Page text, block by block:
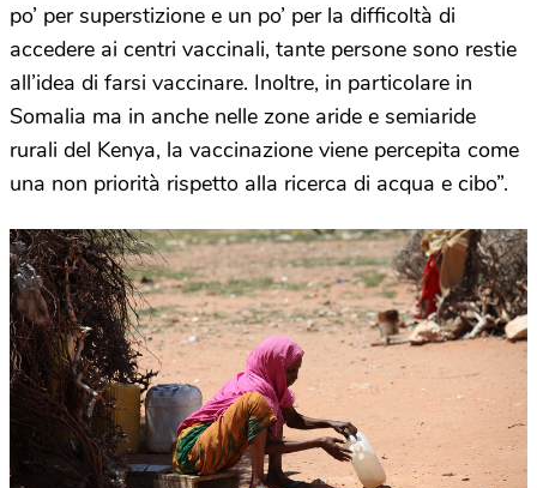
po’ per superstizione e un po’ per la difficoltà di
accedere ai centri vaccinali, tante persone sono restie
all’idea di farsi vaccinare. Inoltre, in particolare in
Somalia ma in anche nelle zone aride e semiaride
rurali del Kenya, la vaccinazione viene percepita come
una non priorità rispetto alla ricerca di acqua e cibo”.